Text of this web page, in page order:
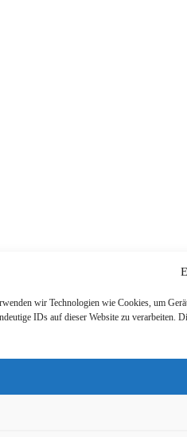
wir Technologien wie Cookies, um
IDs auf dieser Website zu